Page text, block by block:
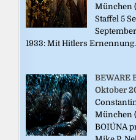
München
Staffel 5
1933: Mit Hitlers
BEWARE
Oktober
München
BOIÚNA